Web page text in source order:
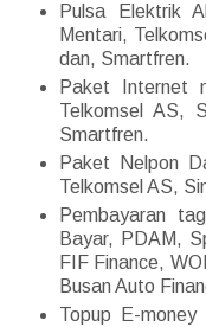
Pulsa Elektrik
Mentari,
dan, Smartfren.
Paket Internet
Telkomsel AS,
Smartfren.
Paket Nelpon
Telkomsel AS,
Pembayaran
Bayar, PDAM,
FIF Finance,
Busan Auto
Topup E-